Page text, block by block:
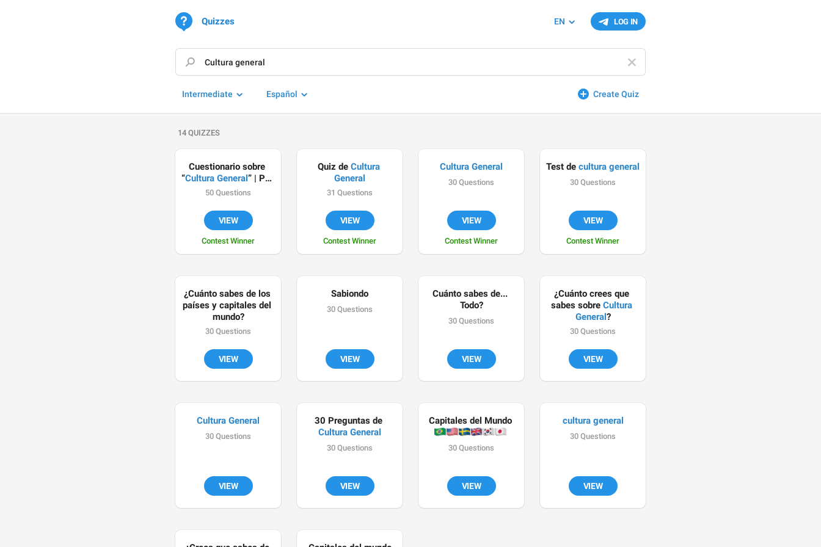
LOG IN
EN
Quizzes
Create Quiz
Intermediate Español
14 QUIZZES
Cuestionario sobre
“Cultura General” | Por
@DatosCuriosos
50 Questions
VIEW
Contest Winner
Quiz de Cultura
General
31 Questions
VIEW
Contest Winner
Cultura General
30 Questions
VIEW
Contest Winner
Test de cultura general
30 Questions
VIEW
Contest Winner
¿Cuánto sabes de los
países y capitales del
mundo?
30 Questions
VIEW
Sabiondo
30 Questions
VIEW
Cuánto sabes de...
Todo?
30 Questions
VIEW
¿Cuánto crees que
sabes sobre Cultura
General?
30 Questions
VIEW
Cultura General
30 Questions
VIEW
Cultura General
30 Questions
VIEW
Capitales del Mundo
🇧🇷
🇺🇸
🇸🇪
🇬🇧
🇰🇷
🇯🇵
30 Questions
VIEW
cultura general
30 Questions
VIEW